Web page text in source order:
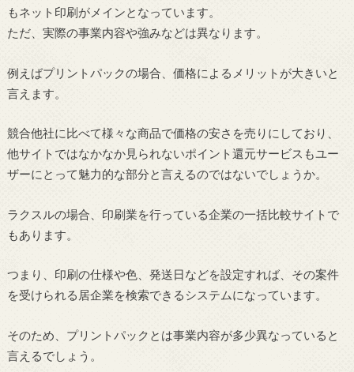
もネット印刷がメインとなっています。
ただ、実際の事業内容や強みなどは異なります。
例えばプリントパックの場合、価格によるメリットが大きいと
言えます。
競合他社に比べて様々な商品で価格の安さを売りにしており、
他サイトではなかなか見られないポイント還元サービスもユー
ザーにとって魅力的な部分と言えるのではないでしょうか。
ラクスルの場合、印刷業を行っている企業の一括比較サイトで
もあります。
つまり、印刷の仕様や色、発送日などを設定すれば、その案件
を受けられる居企業を検索できるシステムになっています。
そのため、プリントパックとは事業内容が多少異なっていると
言えるでしょう。